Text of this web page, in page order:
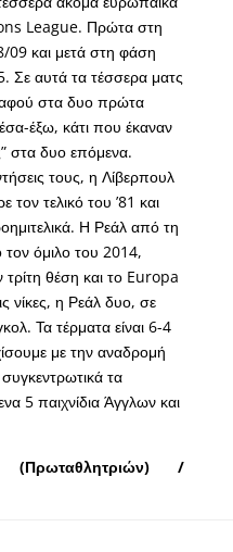
League. Πρώτα στη
09 και μετά στη φάση
Σε αυτά τα τέσσερα ματς
στα δυο πρώτα
έξω, κάτι που έκαναν
στα δυο επόμενα.
τους, η Λίβερπουλ
τελικό του ’81 και
Η Ρεάλ από τη
όμιλο του 2014,
θέση και το Europa
νίκες, η Ρεάλ δυο, σε
Τα τέρματα είναι 6-4
με την αναδρομή
τα
5 παιχνίδια Άγγλων και
/